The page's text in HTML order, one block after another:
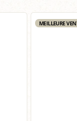
MEILLEURE